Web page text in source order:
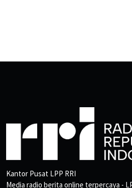
Kantor Pusat LPP RRI
Media radio berita online terpercaya -